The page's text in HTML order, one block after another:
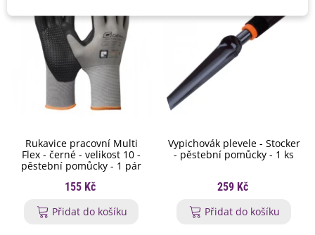
Rukavice pracovní Multi
Flex - černé - velikost 10 -
pěstební pomůcky - 1 pár
155 Kč
Přidat do košíku
Vypichovák plevele - Stocker
- pěstební pomůcky - 1 ks
259 Kč
Přidat do košíku